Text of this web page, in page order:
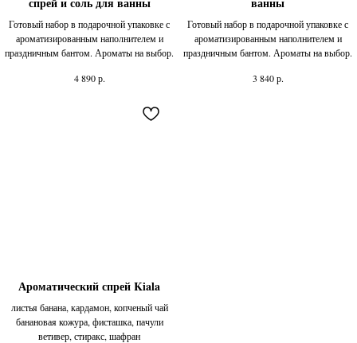
Готовый набор в подарочной упаковке с
ароматизированным наполнителем и
праздничным бантом. Ароматы на выбор.
4 890 р.
Готовый набор в подарочной упаковке с
ароматизированным наполнителем и
праздничным бантом. Ароматы на выбор.
3 840 р.
Ароматический спрей Kiala
листья банана, кардамон, копченый чай
банановая кожура, фисташка, пачули
ветивер, стиракс, шафран